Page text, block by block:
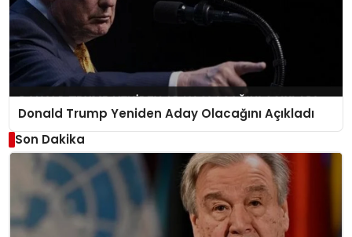
Donald Trump Yeniden Aday Olacağını Açıkladı
Son Dakika